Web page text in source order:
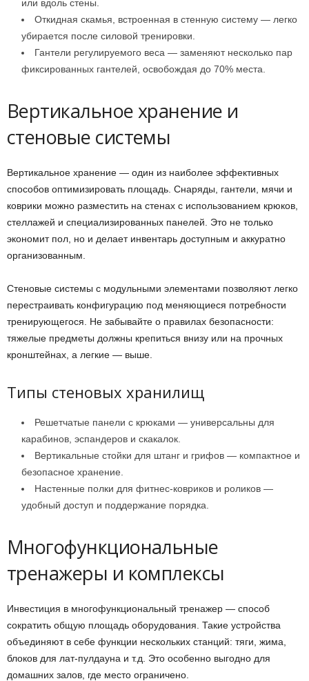
или вдоль стены.
Откидная скамья, встроенная в стенную систему — легко
убирается после силовой тренировки.
Гантели регулируемого веса — заменяют несколько пар
фиксированных гантелей, освобождая до 70% места.
Вертикальное хранение и
стеновые системы
Вертикальное хранение — один из наиболее эффективных
способов оптимизировать площадь. Снаряды, гантели, мячи и
коврики можно разместить на стенах с использованием крюков,
стеллажей и специализированных панелей. Это не только
экономит пол, но и делает инвентарь доступным и аккуратно
организованным.
Стеновые системы с модульными элементами позволяют легко
перестраивать конфигурацию под меняющиеся потребности
тренирующегося. Не забывайте о правилах безопасности:
тяжелые предметы должны крепиться внизу или на прочных
кронштейнах, а легкие — выше.
Типы стеновых хранилищ
Решетчатые панели с крюками — универсальны для
карабинов, эспандеров и скакалок.
Вертикальные стойки для штанг и грифов — компактное и
безопасное хранение.
Настенные полки для фитнес-ковриков и роликов —
удобный доступ и поддержание порядка.
Многофункциональные
тренажеры и комплексы
Инвестиция в многофункциональный тренажер — способ
сократить общую площадь оборудования. Такие устройства
объединяют в себе функции нескольких станций: тяги, жима,
блоков для лат-пулдауна и т.д. Это особенно выгодно для
домашних залов, где место ограничено.